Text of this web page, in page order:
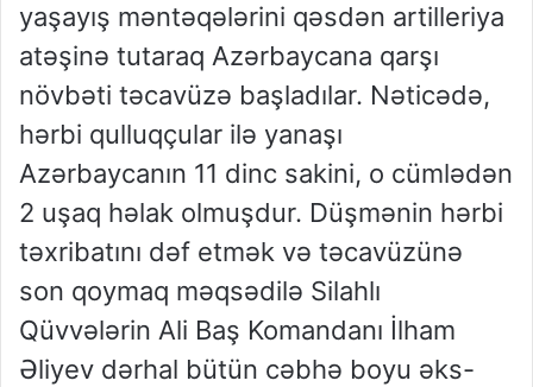
yaşayış məntəqələrini qəsdən artilleriya
atəşinə tutaraq Azərbaycana qarşı
növbəti təcavüzə başladılar. Nəticədə,
hərbi qulluqçular ilə yanaşı
Azərbaycanın 11 dinc sakini, o cümlədən
2 uşaq həlak olmuşdur. Düşmənin hərbi
təxribatını dəf etmək və təcavüzünə
son qoymaq məqsədilə Silahlı
Qüvvələrin Ali Baş Komandanı İlham
Əliyev dərhal bütün cəbhə boyu əks-